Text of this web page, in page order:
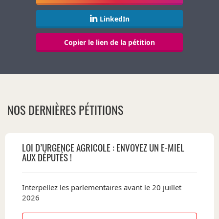
LinkedIn
Copier le lien de la pétition
NOS DERNIÈRES PÉTITIONS
LOI D’URGENCE AGRICOLE : ENVOYEZ UN E-MIEL
AUX DÉPUTÉS !
Interpellez les parlementaires avant le 20 juillet
2026